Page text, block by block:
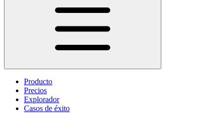
Producto
Precios
Explorador
Casos de éxito